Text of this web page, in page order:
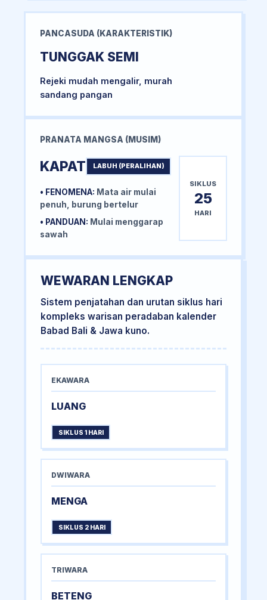
PANCASUDA (KARAKTERISTIK)
TUNGGAK SEMI
Rejeki mudah mengalir, murah
sandang pangan
PRANATA MANGSA (MUSIM)
KAPAT LABUH (PERALIHAN)
• FENOMENA: Mata air mulai
penuh, burung bertelur
• PANDUAN: Mulai menggarap
sawah
SIKLUS
25
HARI
WEWARAN LENGKAP
Sistem penjatahan dan urutan siklus hari
kompleks warisan peradaban kalender
Babad Bali & Jawa kuno.
EKAWARA
LUANG
SIKLUS 1 HARI
DWIWARA
MENGA
SIKLUS 2 HARI
TRIWARA
BETENG